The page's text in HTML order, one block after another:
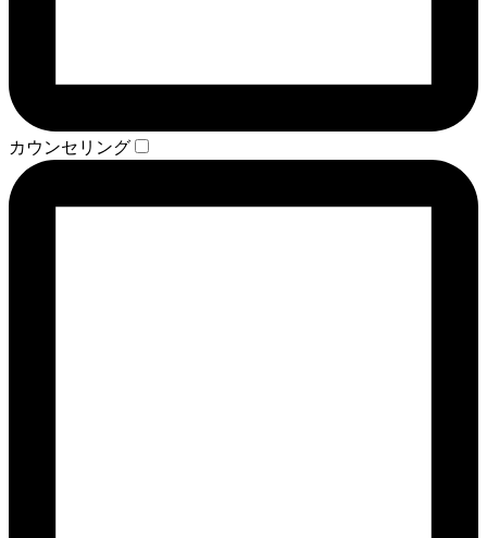
カウンセリング